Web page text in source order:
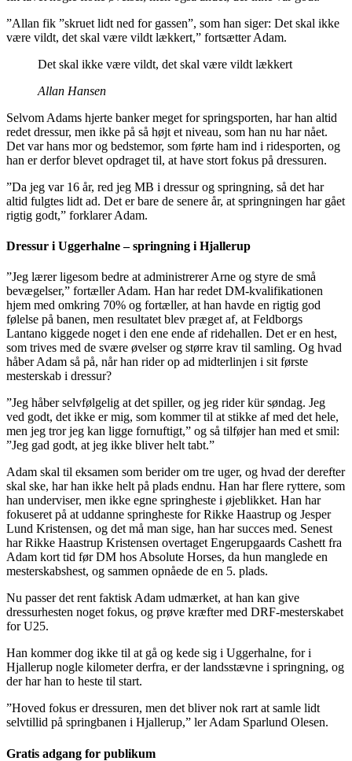
”Allan fik ”skruet lidt ned for gassen”, som han siger: Det skal ikke
være vildt, det skal være vildt lækkert,” fortsætter Adam.
Det skal ikke være vildt, det skal være vildt lækkert
Allan Hansen
Selvom Adams hjerte banker meget for springsporten, har han altid
redet dressur, men ikke på så højt et niveau, som han nu har nået.
Det var hans mor og bedstemor, som førte ham ind i ridesporten, og
han er derfor blevet opdraget til, at have stort fokus på dressuren.
”Da jeg var 16 år, red jeg MB i dressur og springning, så det har
altid fulgtes lidt ad. Det er bare de senere år, at springningen har gået
rigtig godt,” forklarer Adam.
Dressur i Uggerhalne – springning i Hjallerup
”Jeg lærer ligesom bedre at administrerer Arne og styre de små
bevægelser,” fortæller Adam. Han har redet DM-kvalifikationen
hjem med omkring 70% og fortæller, at han havde en rigtig god
følelse på banen, men resultatet blev præget af, at Feldborgs
Lantano kiggede noget i den ene ende af ridehallen. Det er en hest,
som trives med de svære øvelser og større krav til samling. Og hvad
håber Adam så på, når han rider op ad midterlinjen i sit første
mesterskab i dressur?
”Jeg håber selvfølgelig at det spiller, og jeg rider kür søndag. Jeg
ved godt, det ikke er mig, som kommer til at stikke af med det hele,
men jeg tror jeg kan ligge fornuftigt,” og så tilføjer han med et smil:
”Jeg gad godt, at jeg ikke bliver helt tabt.”
Adam skal til eksamen som berider om tre uger, og hvad der derefter
skal ske, har han ikke helt på plads endnu. Han har flere ryttere, som
han underviser, men ikke egne springheste i øjeblikket. Han har
fokuseret på at uddanne springheste for Rikke Haastrup og Jesper
Lund Kristensen, og det må man sige, han har succes med. Senest
har Rikke Haastrup Kristensen overtaget Engerupgaards Cashett fra
Adam kort tid før DM hos Absolute Horses, da hun manglede en
mesterskabshest, og sammen opnåede de en 5. plads.
Nu passer det rent faktisk Adam udmærket, at han kan give
dressurhesten noget fokus, og prøve kræfter med DRF-mesterskabet
for U25.
Han kommer dog ikke til at gå og kede sig i Uggerhalne, for i
Hjallerup nogle kilometer derfra, er der landsstævne i springning, og
der har han to heste til start.
”Hoved fokus er dressuren, men det bliver nok rart at samle lidt
selvtillid på springbanen i Hjallerup,” ler Adam Sparlund Olesen.
Gratis adgang for publikum